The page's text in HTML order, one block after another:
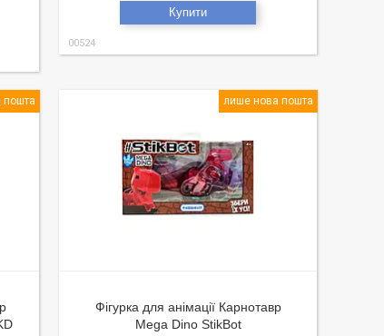
Купити
00524
пошта лише нова пошта
Фігурка для анімації Карнотавр
Mega Dino StikBot